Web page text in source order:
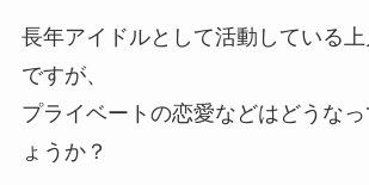
長年アイドルとして活動している
ですが、
プライベートの恋愛などはどうな
ょうか？